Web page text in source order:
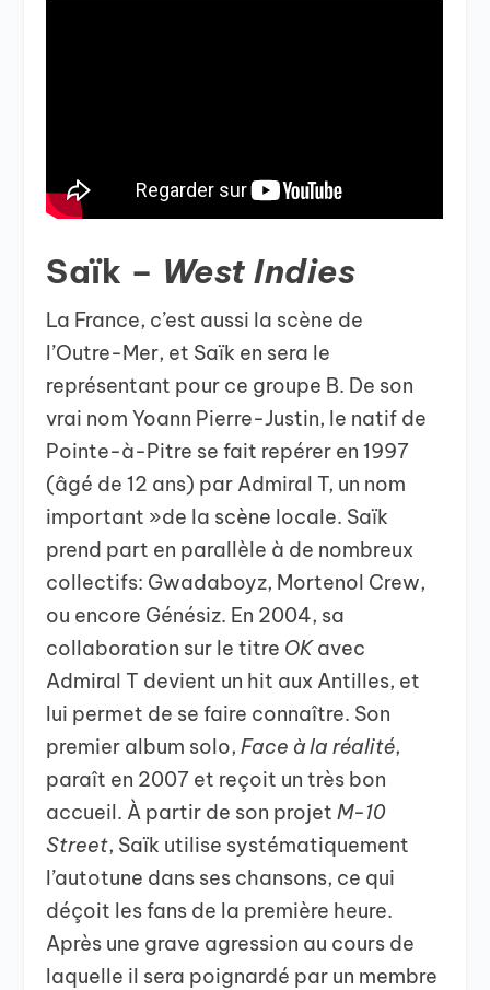
Saïk – West Indies
La France, c’est aussi la scène de
l’Outre-Mer, et Saïk en sera le
représentant pour ce groupe B. De son
vrai nom Yoann Pierre-Justin, le natif de
Pointe-à-Pitre se fait repérer en 1997
(âgé de 12 ans) par Admiral T, un nom
important »de la scène locale. Saïk
prend part en parallèle à de nombreux
collectifs: Gwadaboyz, Mortenol Crew,
ou encore Génésiz. En 2004, sa
collaboration sur le titre OKavec
Admiral T devient un hit aux Antilles, et
lui permet de se faire connaître. Son
premier album solo,Face à la réalité,
paraît en 2007 et reçoit un très bon
accueil. À partir de son projetM-10
Street, Saïk utilise systématiquement
l’autotune dans ses chansons, ce qui
déçoit les fans de la première heure.
Après une grave agression au cours de
laquelle il sera poignardé par un membre